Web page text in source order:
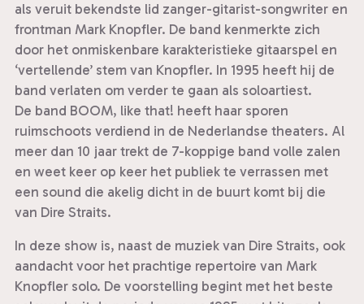
als veruit bekendste lid zanger-gitarist-songwriter en
frontman Mark Knopfler. De band kenmerkte zich
door het onmiskenbare karakteristieke gitaarspel en
‘vertellende’ stem van Knopfler. In 1995 heeft hij de
band verlaten om verder te gaan als soloartiest.
De band BOOM, like that! heeft haar sporen
ruimschoots verdiend in de Nederlandse theaters. Al
meer dan 10 jaar trekt de 7-koppige band volle zalen
en weet keer op keer het publiek te verrassen met
een sound die akelig dicht in de buurt komt bij die
van Dire Straits.
In deze show is, naast de muziek van Dire Straits, ook
aandacht voor het prachtige repertoire van Mark
Knopfler solo. De voorstelling begint met het beste